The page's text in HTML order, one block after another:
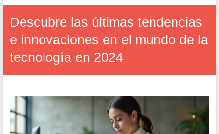
Descubre las últimas tendencias
e innovaciones en el mundo de la
tecnología en 2024